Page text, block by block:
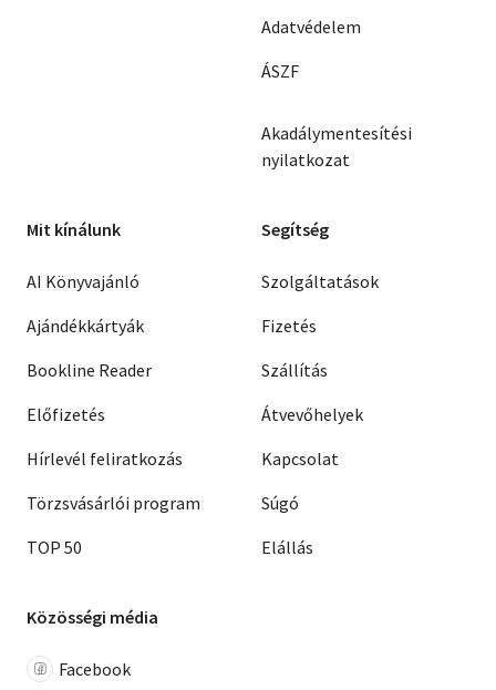
Adatvédelem
ÁSZF
Akadálymentesítési
nyilatkozat
Mit kínálunk
AI Könyvajánló
Ajándékkártyák
Bookline Reader
Előfizetés
Hírlevél feliratkozás
Törzsvásárlói program
TOP 50
Segítség
Szolgáltatások
Fizetés
Szállítás
Átvevőhelyek
Kapcsolat
Súgó
Elállás
Közösségi média
Facebook